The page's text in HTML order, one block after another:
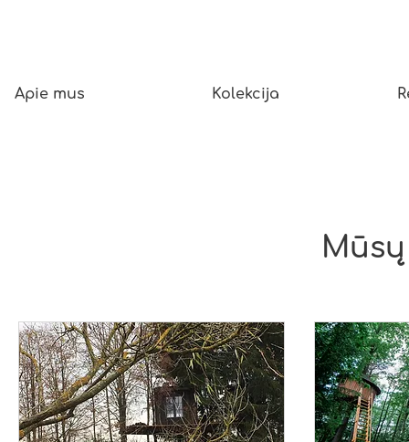
Apie mus Kolekcija